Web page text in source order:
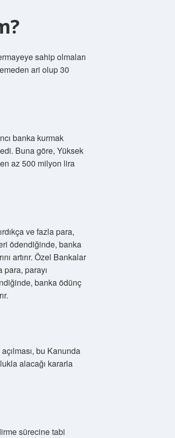
sahip olmaları
ari olup 30
banka kurmak
Buna göre, Yüksek
az 500 milyon lira
ve fazla para,
ödendiğinde, banka
artırır. Özel Bankalar
para, parayı
banka ödünç
bu Kanunda
alacağı kararla
sürecine tabi